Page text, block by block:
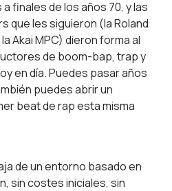
finales de los años 70, y las
que les siguieron (la Roland
Akai MPC) dieron forma al
de boom-bap, trap y
en día. Puedes pasar años
puedes abrir un
beat de rap esta misma
de un entorno basado en
sin costes iniciales, sin